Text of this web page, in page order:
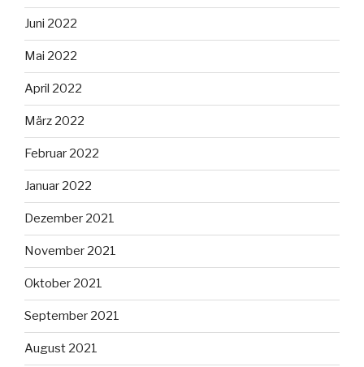
Juni 2022
Mai 2022
April 2022
März 2022
Februar 2022
Januar 2022
Dezember 2021
November 2021
Oktober 2021
September 2021
August 2021